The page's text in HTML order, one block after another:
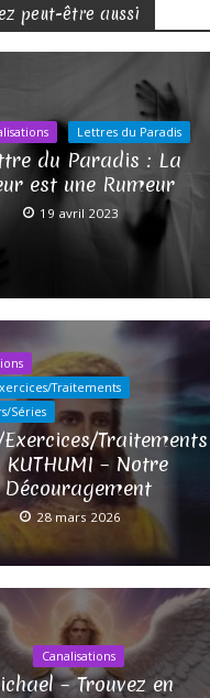
peut-être aussi
Lettres du Paradis
du Paradis : La
est une Rumeur
19 avril 2023
Traitements
Séries
Traitements
KUTHUMI – Notre
Découragement
28 mars 2026
Canalisations
– Trouvez en